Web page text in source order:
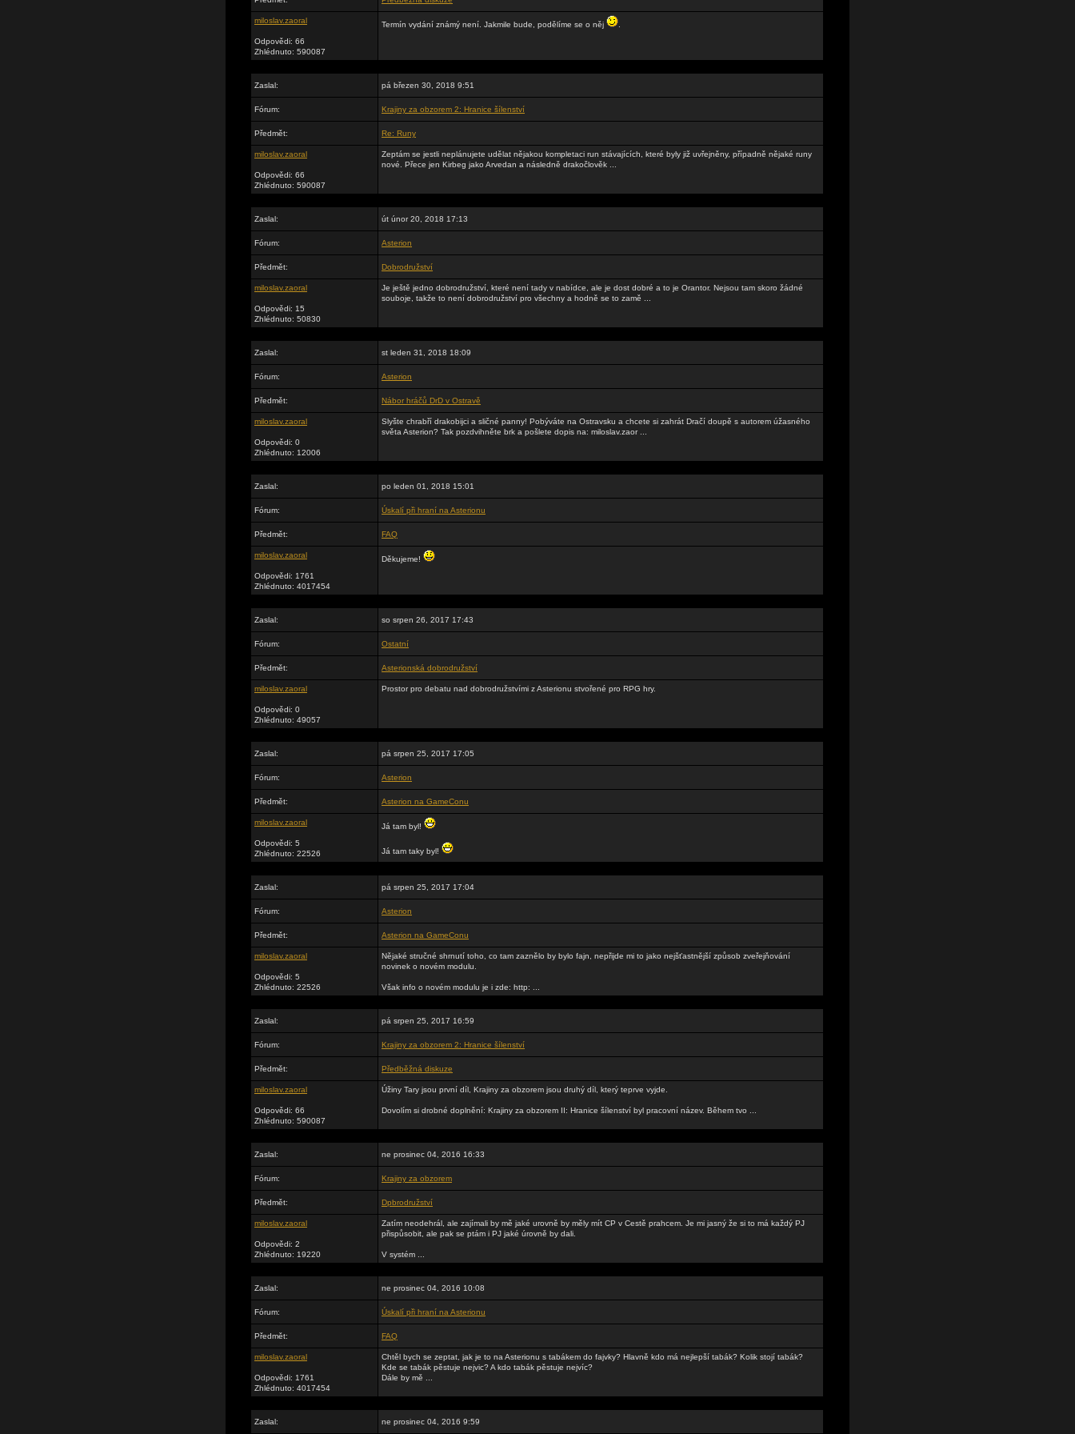
miloslav.zaoral
Odpovědi: 66
Zhlédnuto: 590087
Termín vydání známý není. Jakmile bude, podělíme se o něj
Zaslal: pá březen 30, 2018 9:51
Fórum: Krajiny za obzorem 2: Hranice šílenství
Předmět: Re: Runy
miloslav.zaoral
Odpovědi: 66
Zhlédnuto: 590087
Zeptám se jestli neplánujete udělat nějakou kompletaci run stávajících, které byly již uvřejněny, případně nějaké runy
nové. Přece jen Kirbeg jako Arvedan a následně drakočlověk ...
Zaslal: út únor 20, 2018 17:13
Fórum: Asterion
Předmět: Dobrodružství
miloslav.zaoral
Odpovědi: 15
Zhlédnuto: 50830
Je ještě jedno dobrodružství, které není tady v nabídce, ale je dost dobré a to je Orantor. Nejsou tam skoro žádné
souboje, takže to není dobrodružství pro všechny a hodně se to zamě ...
Zaslal: st leden 31, 2018 18:09
Fórum: Asterion
Předmět: Nábor hráčů DrD v Ostravě
miloslav.zaoral
Odpovědi: 0
Zhlédnuto: 12006
Slyšte chrabří drakobijci a sličné panny! Pobýváte na Ostravsku a chcete si zahrát Dračí doupě s autorem úžasného
světa Asterion? Tak pozdvihněte brk a pošlete dopis na: miloslav.zaor ...
Zaslal: po leden 01, 2018 15:01
Fórum: Úskalí při hraní na Asterionu
Předmět: FAQ
miloslav.zaoral
Odpovědi: 1761
Zhlédnuto: 4017454
Děkujeme!
Zaslal: so srpen 26, 2017 17:43
Fórum: Ostatní
Předmět: Asterionská dobrodružství
miloslav.zaoral
Odpovědi: 0
Zhlédnuto: 49057
Prostor pro debatu nad dobrodružstvími z Asterionu stvořené pro RPG hry.
Zaslal: pá srpen 25, 2017 17:05
Fórum: Asterion
Předmět: Asterion na GameConu
miloslav.zaoral
Odpovědi: 5
Zhlédnuto: 22526
Já tam byl!
Já tam taky byl!
Zaslal: pá srpen 25, 2017 17:04
Fórum: Asterion
Předmět: Asterion na GameConu
miloslav.zaoral
Odpovědi: 5
Zhlédnuto: 22526
Nějaké stručné shrnutí toho, co tam zaznělo by bylo fajn, nepřijde mi to jako nejšťastnější způsob zveřejňování
novinek o novém modulu.
Však info o novém modulu je i zde: http: ...
Zaslal: pá srpen 25, 2017 16:59
Fórum: Krajiny za obzorem 2: Hranice šílenství
Předmět: Předběžná diskuze
miloslav.zaoral
Odpovědi: 66
Zhlédnuto: 590087
Úžiny Tary jsou první díl, Krajiny za obzorem jsou druhý díl, který teprve vyjde.
Dovolím si drobné doplnění: Krajiny za obzorem II: Hranice šílenství byl pracovní název. Během tvo ...
Zaslal: ne prosinec 04, 2016 16:33
Fórum: Krajiny za obzorem
Předmět: Dpbrodružství
miloslav.zaoral
Odpovědi: 2
Zhlédnuto: 19220
Zatím neodehrál, ale zajímali by mě jaké urovně by měly mít CP v Cestě prahcem. Je mi jasný že si to má každý PJ
přispůsobit, ale pak se ptám i PJ jaké úrovně by dali.
V systém ...
Zaslal: ne prosinec 04, 2016 10:08
Fórum: Úskalí při hraní na Asterionu
Předmět: FAQ
miloslav.zaoral
Odpovědi: 1761
Zhlédnuto: 4017454
Chtěl bych se zeptat, jak je to na Asterionu s tabákem do fajvky? Hlavně kdo má nejlepší tabák? Kolik stojí tabák?
Kde se tabák pěstuje nejvic? A kdo tabák pěstuje nejvíc?
Dále by mě ...
Zaslal: ne prosinec 04, 2016 9:59